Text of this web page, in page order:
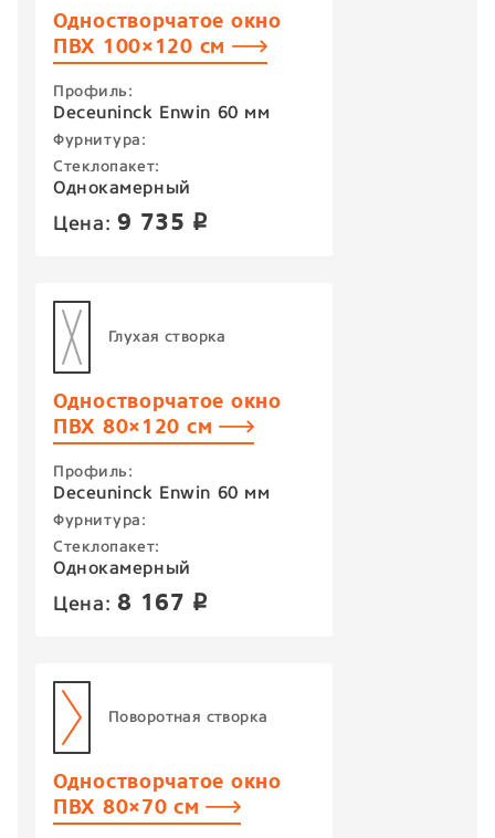
Одностворчатое окно
ПВХ 100×120 см
Профиль:
Deceuninck Enwin 60 мм
Фурнитура:
Стеклопакет:
Однокамерный
Цена:9 735 p
Глухая створка
Одностворчатое окно
ПВХ 80×120 см
Профиль:
Deceuninck Enwin 60 мм
Фурнитура:
Стеклопакет:
Однокамерный
Цена:8 167 p
Поворотная створка
Одностворчатое окно
ПВХ 80×70 см